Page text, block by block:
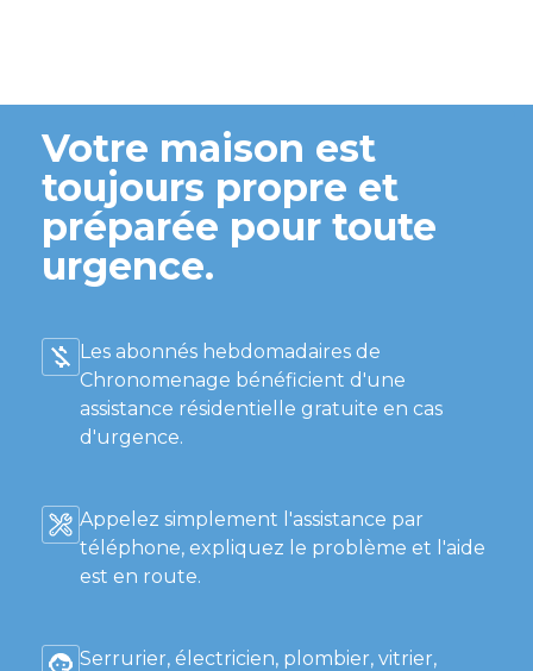
Votre maison est
toujours propre et
préparée pour toute
urgence.
Les abonnés hebdomadaires de
Chronomenage bénéficient d'une
assistance résidentielle gratuite en cas
d'urgence.
Appelez simplement l'assistance par
téléphone, expliquez le problème et l'aide
est en route.
Serrurier, électricien, plombier, vitrier,